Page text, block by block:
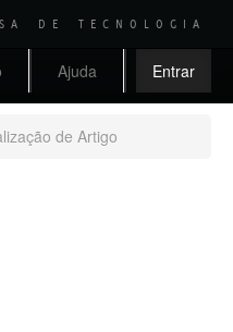
DE TECNOLOGIA
Ajuda Entrar
de Artigo